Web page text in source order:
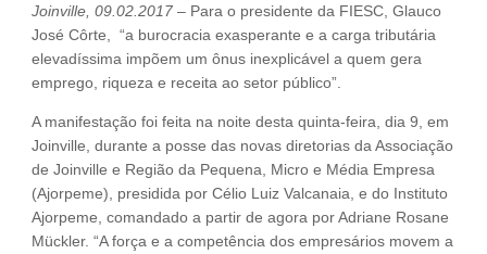
Joinville, 09.02.2017 – Para o presidente da FIESC, Glauco
José Côrte, “a burocracia exasperante e a carga tributária
elevadíssima impõem um ônus inexplicável a quem gera
emprego, riqueza e receita ao setor público”.
A manifestação foi feita na noite desta quinta-feira, dia 9, em
Joinville, durante a posse das novas diretorias da Associação
de Joinville e Região da Pequena, Micro e Média Empresa
(Ajorpeme), presidida por Célio Luiz Valcanaia, e do Instituto
Ajorpeme, comandado a partir de agora por Adriane Rosane
Mückler. “A força e a competência dos empresários movem a